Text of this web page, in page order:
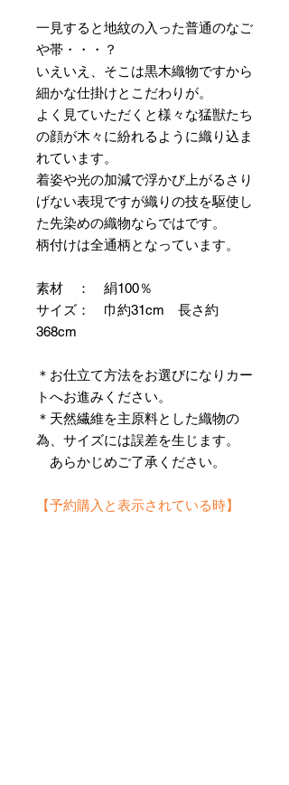
一見すると地紋の入った普通のなご
や帯・・・？
いえいえ、そこは黒木織物ですから
細かな仕掛けとこだわりが。
よく見ていただくと様々な猛獣たち
の顔が木々に紛れるように織り込ま
れています。
着姿や光の加減で浮かび上がるさり
げない表現ですが織りの技を駆使し
た先染めの織物ならではです。
柄付けは全通柄となっています。
素材 ： 絹100％
サイズ： 巾約31cm 長さ約
368cm
＊お仕立て方法をお選びになりカー
トへお進みください。
＊天然繊維を主原料とした織物の
為、サイズには誤差を生じます。
あらかじめご了承ください。
【予約購入と表示されている時】